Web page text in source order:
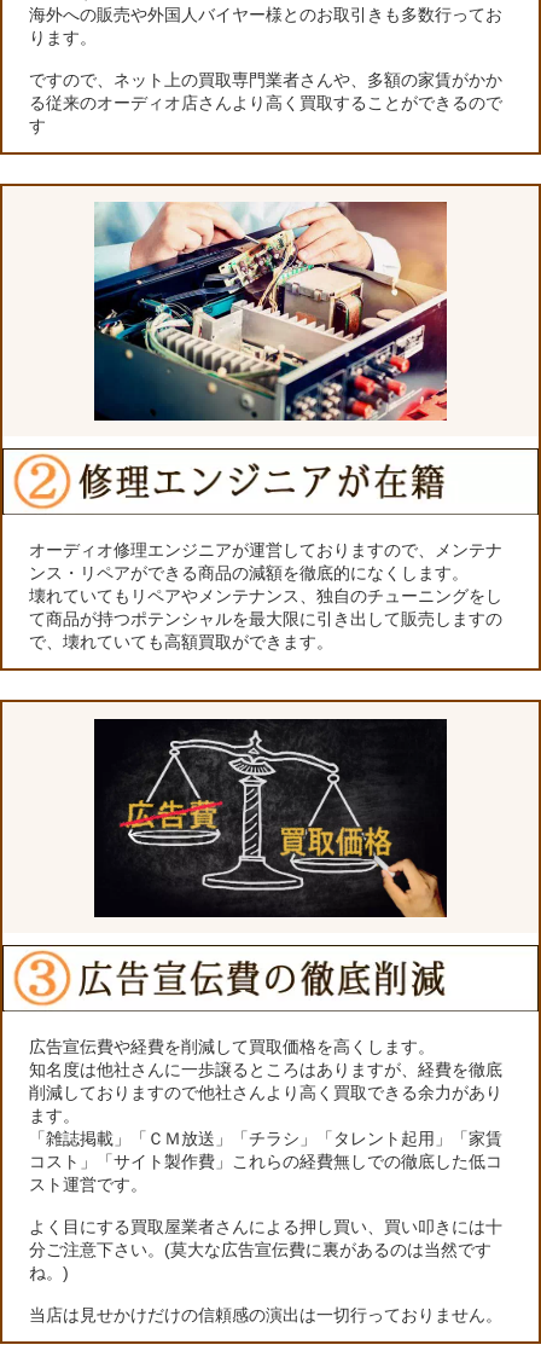
海外への販売や外国人バイヤー様とのお取引きも多数行ってお
ります。
ですので、ネット上の買取専門業者さんや、多額の家賃がかか
る従来のオーディオ店さんより高く買取することができるので
す
オーディオ修理エンジニアが運営しておりますので、メンテナ
ンス・リペアができる商品の減額を徹底的になくします。
壊れていてもリペアやメンテナンス、独自のチューニングをし
て商品が持つポテンシャルを最大限に引き出して販売しますの
で、壊れていても高額買取ができます。
広告宣伝費や経費を削減して買取価格を高くします。
知名度は他社さんに一歩譲るところはありますが、経費を徹底
削減しておりますので他社さんより高く買取できる余力があり
ます。
「雑誌掲載」「ＣＭ放送」「チラシ」「タレント起用」「家賃
コスト」「サイト製作費」これらの経費無しでの徹底した低コ
スト運営です。
よく目にする買取屋業者さんによる押し買い、買い叩きには十
分ご注意下さい。(莫大な広告宣伝費に裏があるのは当然です
ね。)
当店は見せかけだけの信頼感の演出は一切行っておりません。